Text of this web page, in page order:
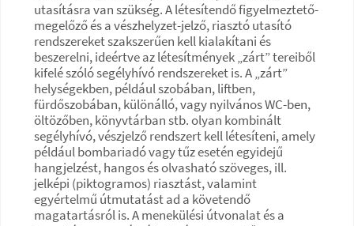
utasításra van szükség. A létesítendő figyelmeztető-
megelőző és a vészhelyzet-jelző, riasztó utasító
rendszereket szakszerűen kell kialakítani és
beszerelni, ideértve az létesítmények „zárt” tereiből
kifelé szóló segélyhívó rendszereket is. A „zárt”
helységekben, például szobában, liftben,
fürdőszobában, különálló, vagy nyilvános WC-ben,
öltözőben, könyvtárban stb. olyan kombinált
segélyhívó, vészjelző rendszert kell létesíteni, amely
például bombariadó vagy tűz esetén egyidejű
hangjelzést, hangos és olvasható szöveges, ill.
jelképi (piktogramos) riasztást, valamint
egyértelmű útmutatást ad a követendő
magatartásról is. A menekülési útvonalat és a